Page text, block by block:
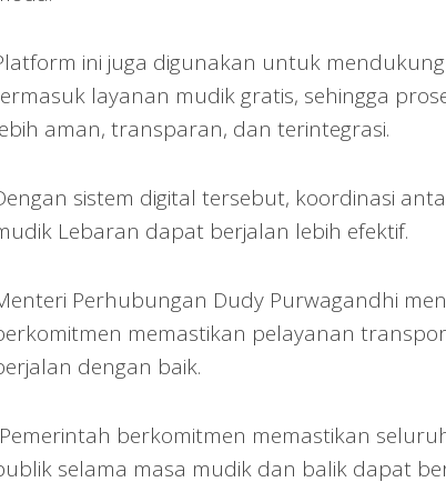
ini juga digunakan untuk
layanan mudik gratis, sehingga
aman, transparan, dan terintegrasi.
sistem digital tersebut, koordinasi
Lebaran dapat berjalan lebih efektif.
Perhubungan Dudy Purwagandhi
memastikan pelayanan
dengan baik.
berkomitmen memastikan
selama masa mudik dan balik dapat